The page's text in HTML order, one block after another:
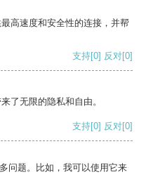
高速度和安全性的连接，并帮
支持[0] 反对[0]
了无限的隐私和自由。
支持[0] 反对[0]
问题。比如，我可以使用它来